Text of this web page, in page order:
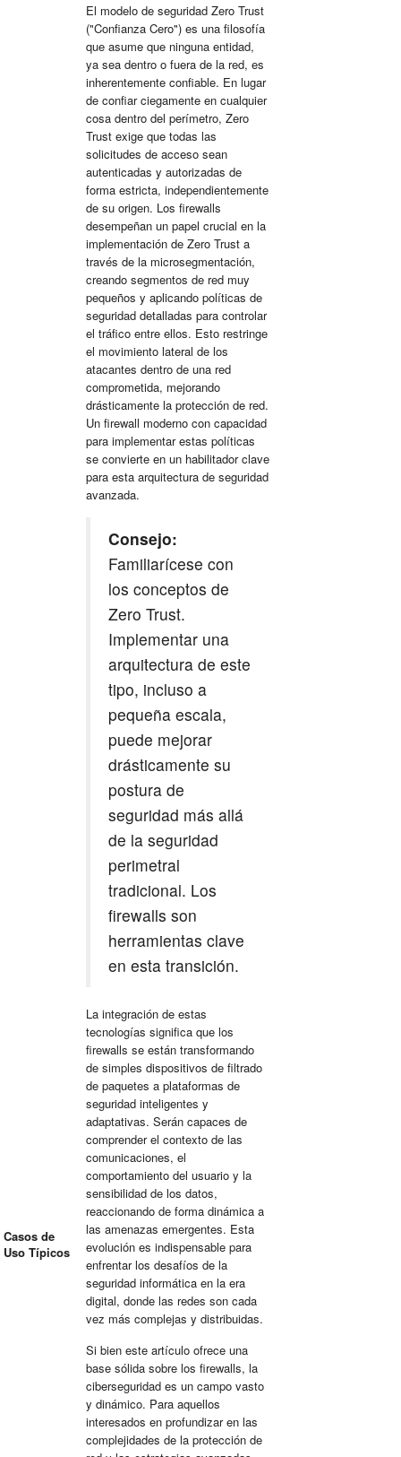
Casos de
Uso Típicos
El modelo de seguridad Zero Trust
("Confianza Cero") es una filosofía
que asume que ninguna entidad,
ya sea dentro o fuera de la red, es
inherentemente confiable. En lugar
de confiar ciegamente en cualquier
cosa dentro del perímetro, Zero
Trust exige que todas las
solicitudes de acceso sean
autenticadas y autorizadas de
forma estricta, independientemente
de su origen. Los firewalls
desempeñan un papel crucial en la
implementación de Zero Trust a
través de la microsegmentación,
creando segmentos de red muy
pequeños y aplicando políticas de
seguridad detalladas para controlar
el tráfico entre ellos. Esto restringe
el movimiento lateral de los
atacantes dentro de una red
comprometida, mejorando
drásticamente la protección de red.
Un firewall moderno con capacidad
para implementar estas políticas
se convierte en un habilitador clave
para esta arquitectura de seguridad
avanzada.
Consejo:
Familiarícese con
los conceptos de
Zero Trust.
Implementar una
arquitectura de este
tipo, incluso a
pequeña escala,
puede mejorar
drásticamente su
postura de
seguridad más allá
de la seguridad
perimetral
tradicional. Los
firewalls son
herramientas clave
en esta transición.
La integración de estas
tecnologías significa que los
firewalls se están transformando
de simples dispositivos de filtrado
de paquetes a plataformas de
seguridad inteligentes y
adaptativas. Serán capaces de
comprender el contexto de las
comunicaciones, el
comportamiento del usuario y la
sensibilidad de los datos,
reaccionando de forma dinámica a
las amenazas emergentes. Esta
evolución es indispensable para
enfrentar los desafíos de la
seguridad informática en la era
digital, donde las redes son cada
vez más complejas y distribuidas.
Si bien este artículo ofrece una
base sólida sobre los firewalls, la
ciberseguridad es un campo vasto
y dinámico. Para aquellos
interesados en profundizar en las
complejidades de la protección de